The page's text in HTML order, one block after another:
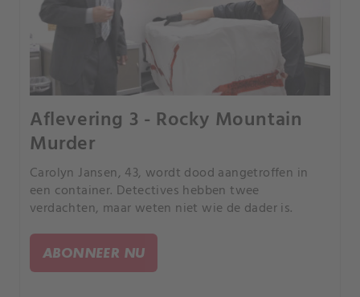
Aflevering 3 - Rocky Mountain
Murder
Carolyn Jansen, 43, wordt dood aangetroffen in
een container. Detectives hebben twee
verdachten, maar weten niet wie de dader is.
ABONNEER NU